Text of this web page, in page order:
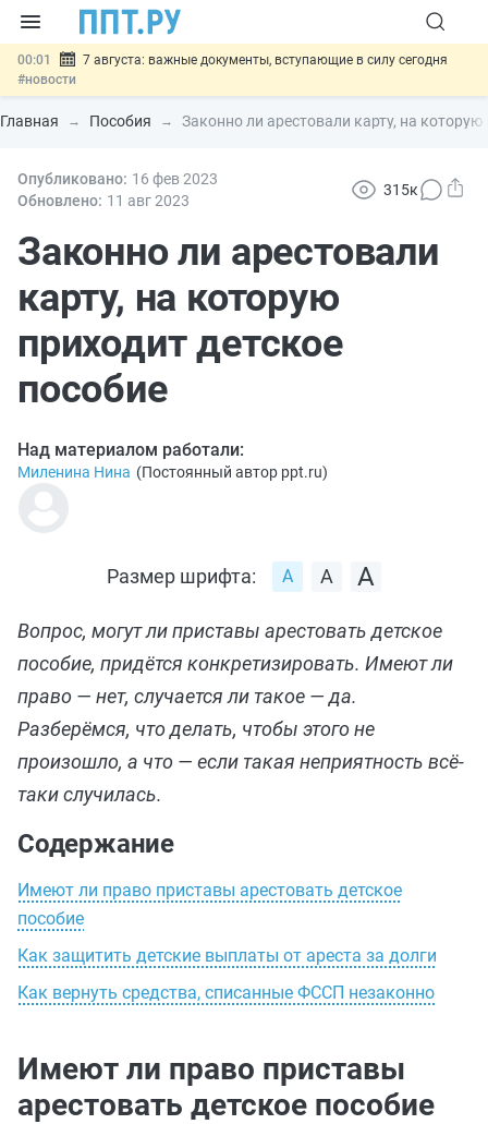
00:01
7 августа: важные документы, вступающие в силу сегодня
#новости
06.08 Минпромторг предложил запретить смешанные лоты
электроники в госзакупках#новости
06.08 Возврат денег за риелторские услуги при недействительных
сделках: инициатива #новости
банковской гарантией
Главная Пособия Законно ли арестовали карту, на которую
Опубликовано: 16 фев2023
Обновлено: 11 авг2023
315к
Законно ли арестовали
карту, на которую
приходит детское
пособие
Над материалом работали:
Миленина Нина (Постоянный автор ppt.ru)
Размер шрифта:
Вопрос, могут ли приставы арестовать детское
пособие, придётся конкретизировать. Имеют ли
право — нет, случается ли такое — да.
Разберёмся, что делать, чтобы этого не
произошло, а что — если такая неприятность всё-
таки случилась.
Содержание
Имеют ли право приставы арестовать детское
пособие
Как защитить детские выплаты от ареста за долги
Как вернуть средства, списанные ФССП незаконно
Имеют ли право приставы
арестовать детское пособие